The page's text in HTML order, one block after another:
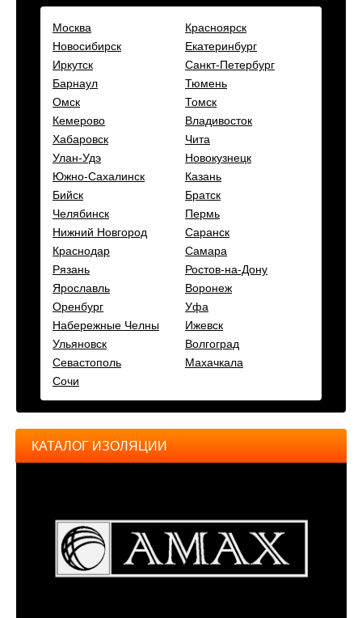
Москва
Красноярск
Новосибирск
Екатеринбург
Иркутск
Санкт-Петербург
Барнаул
Тюмень
Омск
Томск
Кемерово
Владивосток
Хабаровск
Чита
Улан-Удэ
Новокузнецк
Южно-Сахалинск
Казань
Бийск
Братск
Челябинск
Пермь
Нижний Новгород
Саранск
Краснодар
Самара
Рязань
Ростов-на-Дону
Ярославль
Воронеж
Оренбург
Уфа
Набережные Челны
Ижевск
Ульяновск
Волгоград
Севастополь
Махачкала
Сочи
КАТАЛОГ ИЗОЛЯЦИИ